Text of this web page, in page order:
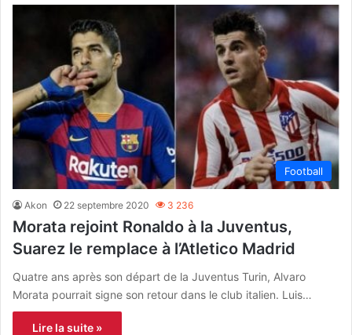
Football
Akon 22 septembre 2020 3 236
Morata rejoint Ronaldo à la Juventus,
Suarez le remplace à l’Atletico Madrid
Quatre ans après son départ de la Juventus Turin, Alvaro
Morata pourrait signe son retour dans le club italien. Luis…
Lire la suite »